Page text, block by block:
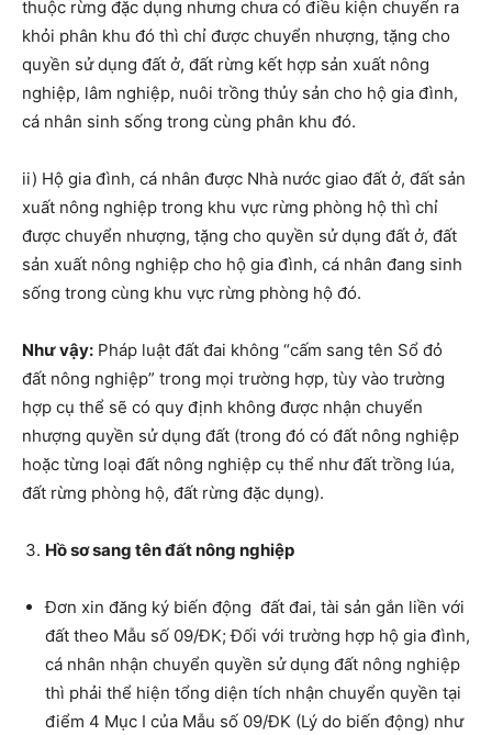
thuộc rừng đặc dụng nhưng chưa có điều kiện chuyển ra
khỏi phân khu đó thì chỉ được chuyển nhượng, tặng cho
quyền sử dụng đất ở, đất rừng kết hợp sản xuất nông
nghiệp, lâm nghiệp, nuôi trồng thủy sản cho hộ gia đình,
cá nhân sinh sống trong cùng phân khu đó.
ii) Hộ gia đình, cá nhân được Nhà nước giao đất ở, đất sản
xuất nông nghiệp trong khu vực rừng phòng hộ thì chỉ
được chuyển nhượng, tặng cho quyền sử dụng đất ở, đất
sản xuất nông nghiệp cho hộ gia đình, cá nhân đang sinh
sống trong cùng khu vực rừng phòng hộ đó.
Như vậy: Pháp luật đất đai không “cấm sang tên Sổ đỏ
đất nông nghiệp” trong mọi trường hợp, tùy vào trường
hợp cụ thể sẽ có quy định không được nhận chuyển
nhượng quyền sử dụng đất (trong đó có đất nông nghiệp
hoặc từng loại đất nông nghiệp cụ thể như đất trồng lúa,
đất rừng phòng hộ, đất rừng đặc dụng).
Hồ sơ sang tên đất nông nghiệp
Đơn xin đăng ký biến động đất đai, tài sản gắn liền với
đất theo Mẫu số 09/ĐK; Đối với trường hợp hộ gia đình,
cá nhân nhận chuyển quyền sử dụng đất nông nghiệp
thì phải thể hiện tổng diện tích nhận chuyển quyền tại
điểm 4 Mục I của Mẫu số 09/ĐK (Lý do biến động) như